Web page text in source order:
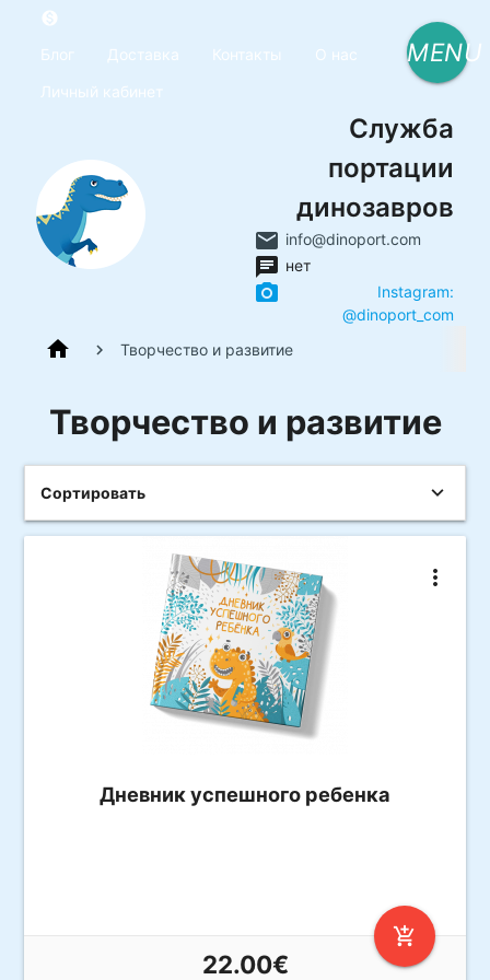
monetization_on
Блог
Доставка Контакты
О нас
Личный кабинет
Служба
портации
динозавров
email info@dinoport.com
chat нет
photo_camera
Instagram:
@dinoport_com
MENU
home Творчество и развитие
Творчество и развитие
Сортировать
more_vert
Дневник успешного ребенка
add_shopping_cart
22.00€